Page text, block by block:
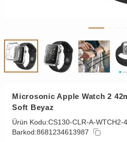
Microsonic Apple Watch 2
Soft Beyaz
Ürün Kodu:CS130-CLR-A-WTCH2-
Barkod:8681234613987